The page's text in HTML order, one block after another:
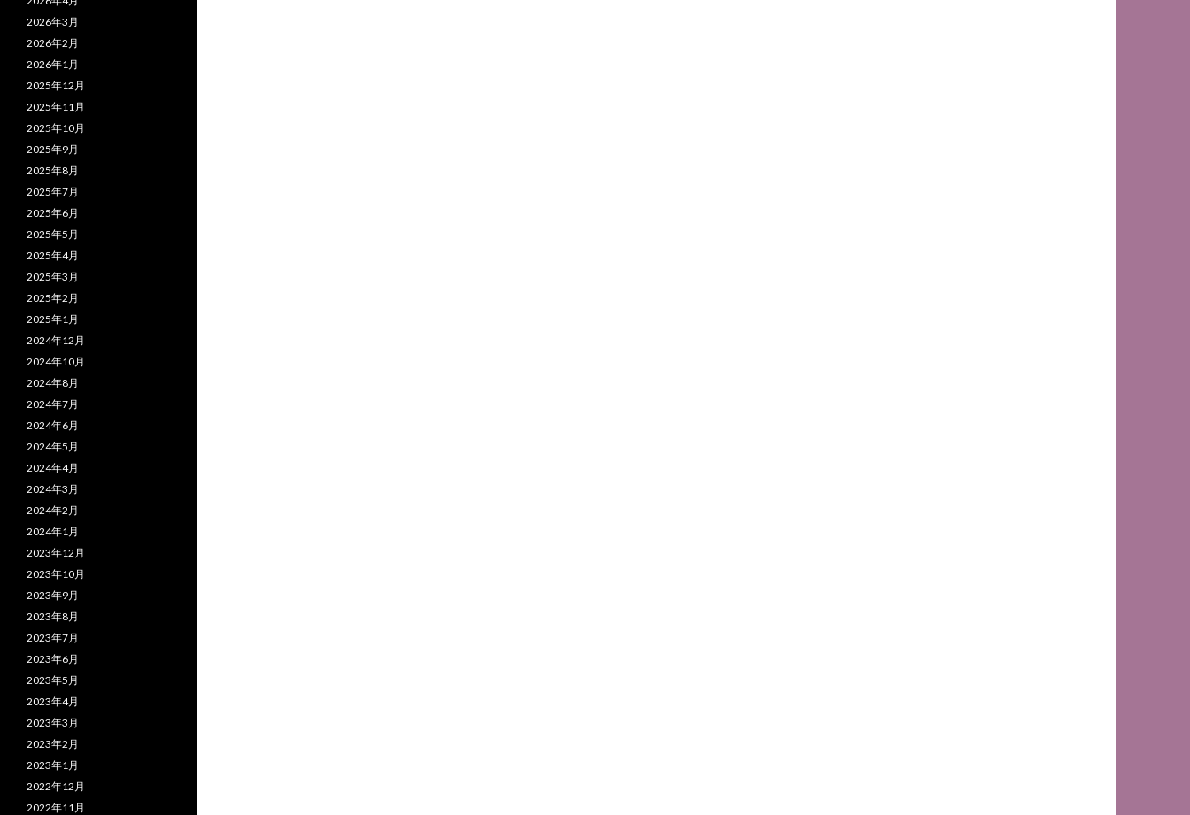
2026年3月
2026年2月
2026年1月
2025年12月
2025年11月
2025年10月
2025年9月
2025年8月
2025年7月
2025年6月
2025年5月
2025年4月
2025年3月
2025年2月
2025年1月
2024年12月
2024年10月
2024年8月
2024年7月
2024年6月
2024年5月
2024年4月
2024年3月
2024年2月
2024年1月
2023年12月
2023年10月
2023年9月
2023年8月
2023年7月
2023年6月
2023年5月
2023年4月
2023年3月
2023年2月
2023年1月
2022年12月
2022年11月